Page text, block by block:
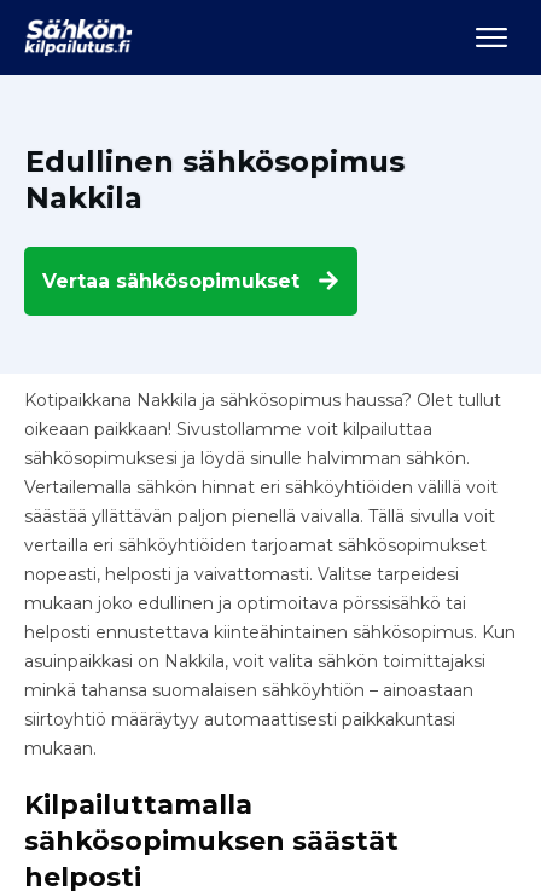
Edullinen sähkösopimus
Nakkila
Vertaa sähkösopimukset
Kotipaikkana Nakkila ja sähkösopimus haussa? Olet tullut
oikeaan paikkaan! Sivustollamme voit kilpailuttaa
sähkösopimuksesi ja löydä sinulle halvimman sähkön.
Vertailemalla sähkön hinnat eri sähköyhtiöiden välillä voit
säästää yllättävän paljon pienellä vaivalla. Tällä sivulla voit
vertailla eri sähköyhtiöiden tarjoamat sähkösopimukset
nopeasti, helposti ja vaivattomasti. Valitse tarpeidesi
mukaan joko edullinen ja optimoitava pörssisähkö tai
helposti ennustettava kiinteähintainen sähkösopimus. Kun
asuinpaikkasi on Nakkila, voit valita sähkön toimittajaksi
minkä tahansa suomalaisen sähköyhtiön – ainoastaan
siirtoyhtiö määräytyy automaattisesti paikkakuntasi
mukaan.
Kilpailuttamalla
sähkösopimuksen säästät
helposti